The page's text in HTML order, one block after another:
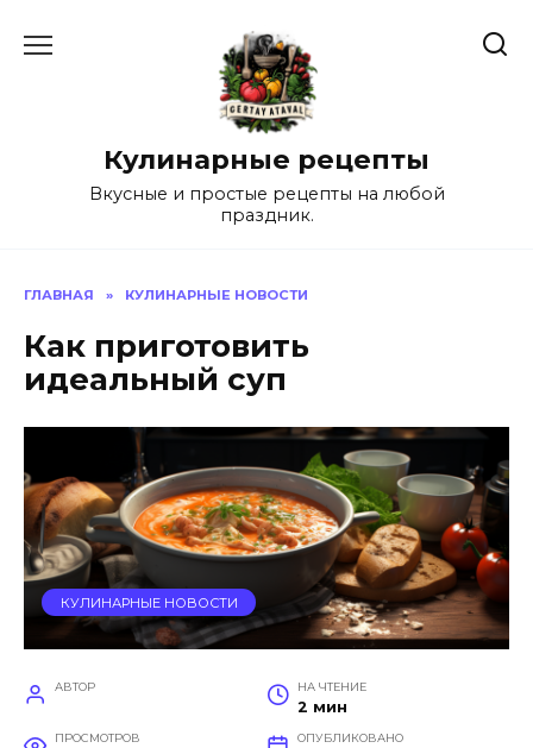
Кулинарные рецепты
Вкусные и простые рецепты на любой
праздник.
ГЛАВНАЯ » КУЛИНАРНЫЕ НОВОСТИ
Как приготовить
идеальный суп
КУЛИНАРНЫЕ НОВОСТИ
АВТОР НА ЧТЕНИЕ
2 мин
ПРОСМОТРОВ ОПУБЛИКОВАНО